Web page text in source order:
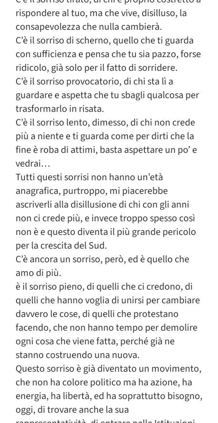
rispondere al tuo, ma che vive, disilluso, la
consapevolezza che nulla cambierà.
C’è il sorriso di scherno, quello che ti guarda
con sufficienza e pensa che tu sia pazzo, forse
ridicolo, già solo per il fatto di sorridere.
C’è il sorriso provocatorio, di chi sta lì a
guardare e aspetta che tu sbagli qualcosa per
trasformarlo in risata.
C’è il sorriso lento, dimesso, di chi non crede
più a niente e ti guarda come per dirti che la
fine è roba di attimi, basta aspettare un po’ e
vedrai…
Tutti questi sorrisi non hanno un’età
anagrafica, purtroppo, mi piacerebbe
ascriverli alla disillusione di chi con gli anni
non ci crede più, e invece troppo spesso così
non è e questo diventa il più grande pericolo
per la crescita del Sud.
C’è ancora un sorriso, però, ed è quello che
amo di più.
è il sorriso pieno, di quelli che ci credono, di
quelli che hanno voglia di unirsi per cambiare
davvero le cose, di quelli che protestano
facendo, che non hanno tempo per demolire
ogni cosa che viene fatta, perché già ne
stanno costruendo una nuova.
Questo sorriso è già diventato un movimento,
che non ha colore politico ma ha azione, ha
energia, ha libertà, ed ha soprattutto bisogno,
oggi, di trovare anche la sua